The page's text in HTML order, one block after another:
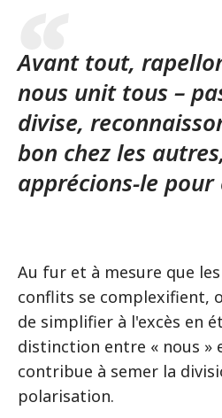
Avant tout,
nous unit tous –
divise,
bon chez les
apprécions-le pour
Au fur et à mesure que
conflits se complexifient,
de simplifier à l'excès en
distinction entre « nous »
contribue à semer la
polarisation.